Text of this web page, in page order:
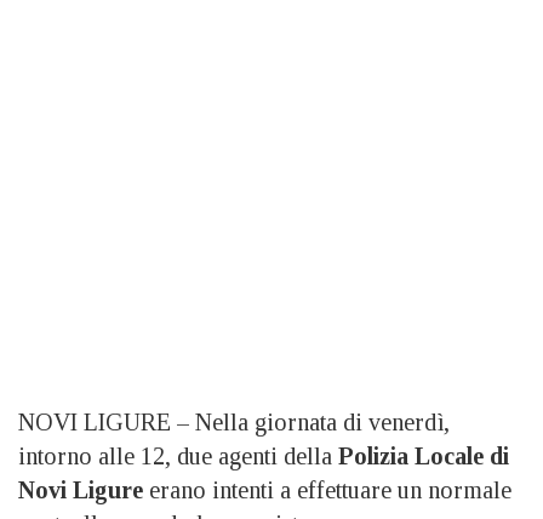
NOVI LIGURE – Nella giornata di venerdì,
intorno alle 12, due agenti della Polizia Locale di
Novi Ligure erano intenti a effettuare un normale